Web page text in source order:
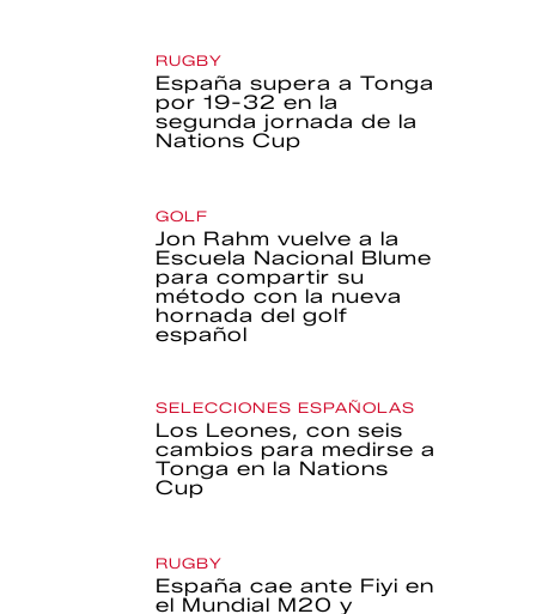
RUGBY
España supera a Tonga
por 19-32 en la
segunda jornada de la
Nations Cup
GOLF
Jon Rahm vuelve a la
Escuela Nacional Blume
para compartir su
método con la nueva
hornada del golf
español
SELECCIONES ESPAÑOLAS
Los Leones, con seis
cambios para medirse a
Tonga en la Nations
Cup
RUGBY
España cae ante Fiyi en
el Mundial M20 y